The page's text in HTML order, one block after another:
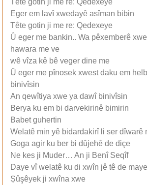
Tête gotin ji me re: Qedexeye
Eger em lavî xwedayê asîman bibin
Tête gotin ji me re: Qedexeye
Û eger me bankin.. Wa pêxemberê
hawara me ve
wê vîza kê bê veger dine me
Û eger me pînosek xwest daku em
binivîsin
An qewîtiya xwe ya dawî binivîsin
Berya ku em bi darvekirinê bimirin
Babet guhertin
Welatê min yê bidardakirî li ser dîwarê
Goga agir ku ber bi dûjehê de diçe
Ne kes ji Muder… An ji Benî Seqîf
Daye vî welatê ku di xwîn jê tê de maye
Șûşêyek ji xwîna xwe